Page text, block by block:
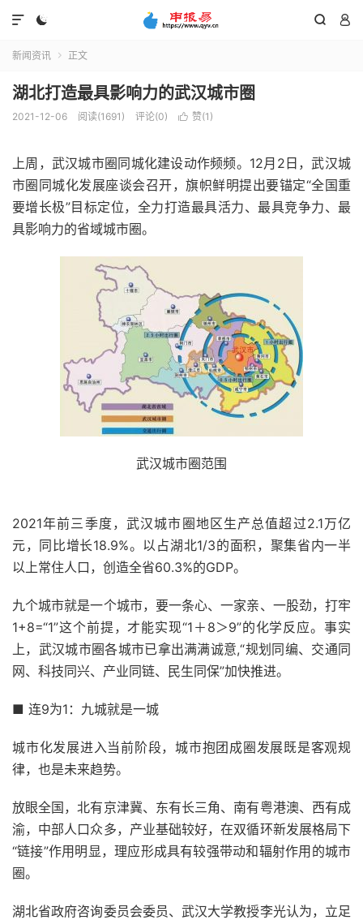
  

新闻资讯  正文
湖北打造最具影响力的武汉城市圈
2021-12-06 阅读(1691) 评论(0)  赞(1 )
上周，武汉城市圈同城化建设动作频频。12月2日，武汉城
市圈同城化发展座谈会召开，旗帜鲜明提出要锚定“全国重
要增长极”目标定位，全力打造最具活力、最具竞争力、最
具影响力的省域城市圈。
武汉城市圈范围
2021年前三季度，武汉城市圈地区生产总值超过2.1万亿
元，同比增长18.9%。以占湖北1/3的面积，聚集省内一半
以上常住人口，创造全省60.3%的GDP。
九个城市就是一个城市，要一条心、一家亲、一股劲，打牢
1+8=“1”这个前提，才能实现“1＋8＞9”的化学反应。事实
上，武汉城市圈各城市已拿出满满诚意,“规划同编、交通同
网、科技同兴、产业同链、民生同保”加快推进。
■ 连9为1：九城就是一城
城市化发展进入当前阶段，城市抱团成圈发展既是客观规
律，也是未来趋势。
放眼全国，北有京津冀、东有长三角、南有粤港澳、西有成
渝，中部人口众多，产业基础较好，在双循环新发展格局下
“链接”作用明显，理应形成具有较强带动和辐射作用的城市
圈。
湖北省政府咨询委员会委员、武汉大学教授李光认为，立足